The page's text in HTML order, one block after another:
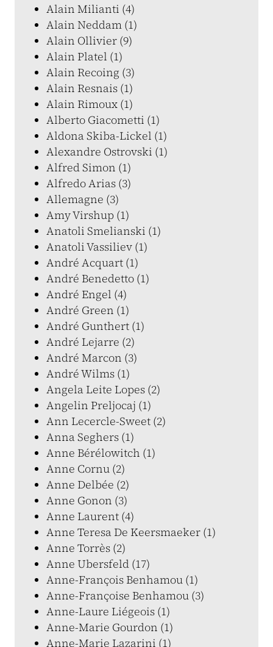
Alain Milianti (4)
Alain Neddam (1)
Alain Ollivier (9)
Alain Platel (1)
Alain Recoing (3)
Alain Resnais (1)
Alain Rimoux (1)
Alberto Giacometti (1)
Aldona Skiba-Lickel (1)
Alexandre Ostrovski (1)
Alfred Simon (1)
Alfredo Arias (3)
Allemagne (3)
Amy Virshup (1)
Anatoli Smelianski (1)
Anatoli Vassiliev (1)
André Acquart (1)
André Benedetto (1)
André Engel (4)
André Green (1)
André Gunthert (1)
André Lejarre (2)
André Marcon (3)
André Wilms (1)
Angela Leite Lopes (2)
Angelin Preljocaj (1)
Ann Lecercle-Sweet (2)
Anna Seghers (1)
Anne Bérélowitch (1)
Anne Cornu (2)
Anne Delbée (2)
Anne Gonon (3)
Anne Laurent (4)
Anne Teresa De Keersmaeker (1)
Anne Torrès (2)
Anne Ubersfeld (17)
Anne-François Benhamou (1)
Anne-Françoise Benhamou (3)
Anne-Laure Liégeois (1)
Anne-Marie Gourdon (1)
Anne-Marie Lazarini (1)